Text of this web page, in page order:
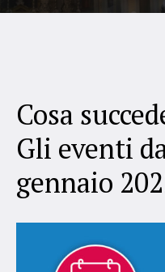
Cosa
Gli eventi
gennaio